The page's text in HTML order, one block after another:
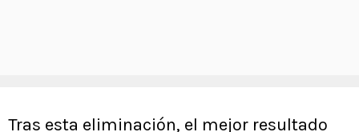
Tras esta eliminación, el mejor resultado